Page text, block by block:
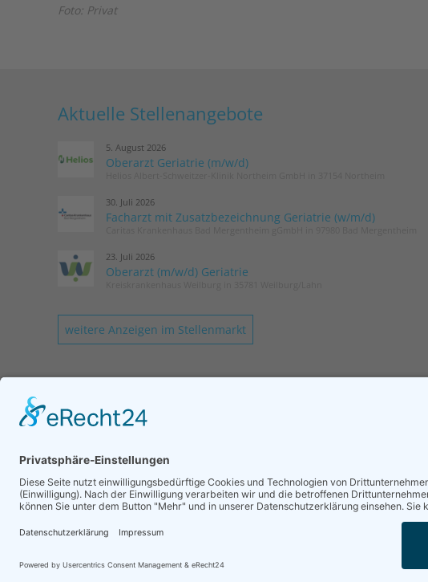
Foto: Privat
Aktuelle Stellenangebote
5. August 2026
Oberarzt Geriatrie (m/w/d)
30. Juli 2026
Facharzt mit Zusatzbezeichnung Geriatrie (w/m/d)
23. Juli 2026
Oberarzt (m/w/d) Geriatrie
weitere Anzeigen im Stellenmarkt
Login
Impressum
Tel.: 030 / 52 13 72 75